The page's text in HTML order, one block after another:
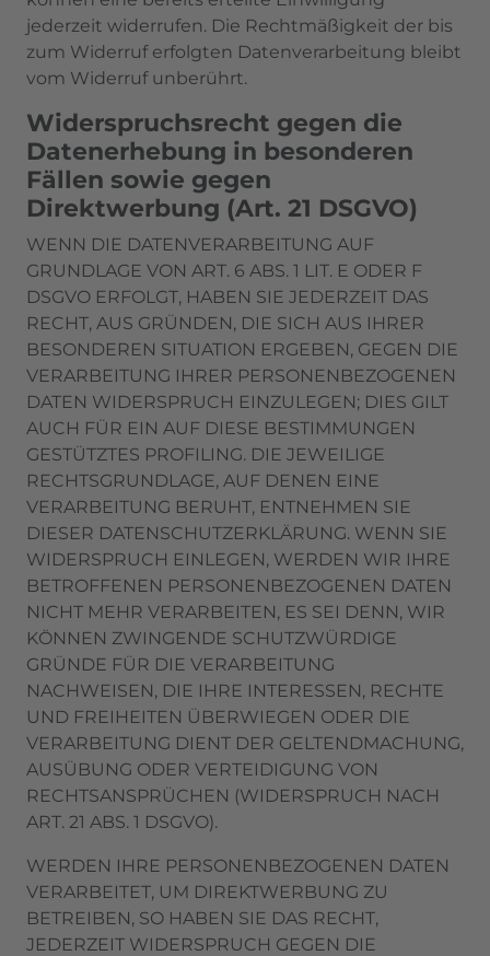
jederzeit widerrufen. Die Rechtmäßigkeit der bis
zum Widerruf erfolgten Datenverarbeitung bleibt
vom Widerruf unberührt.
Widerspruchsrecht gegen die
Datenerhebung in besonderen
Fällen sowie gegen
Direktwerbung (Art. 21 DSGVO)
WENN DIE DATENVERARBEITUNG AUF
GRUNDLAGE VON ART. 6 ABS. 1 LIT. E ODER F
DSGVO ERFOLGT, HABEN SIE JEDERZEIT DAS
RECHT, AUS GRÜNDEN, DIE SICH AUS IHRER
BESONDEREN SITUATION ERGEBEN, GEGEN DIE
VERARBEITUNG IHRER PERSONENBEZOGENEN
DATEN WIDERSPRUCH EINZULEGEN; DIES GILT
AUCH FÜR EIN AUF DIESE BESTIMMUNGEN
GESTÜTZTES PROFILING. DIE JEWEILIGE
RECHTSGRUNDLAGE, AUF DENEN EINE
VERARBEITUNG BERUHT, ENTNEHMEN SIE
DIESER DATENSCHUTZERKLÄRUNG. WENN SIE
WIDERSPRUCH EINLEGEN, WERDEN WIR IHRE
BETROFFENEN PERSONENBEZOGENEN DATEN
NICHT MEHR VERARBEITEN, ES SEI DENN, WIR
KÖNNEN ZWINGENDE SCHUTZWÜRDIGE
GRÜNDE FÜR DIE VERARBEITUNG
NACHWEISEN, DIE IHRE INTERESSEN, RECHTE
UND FREIHEITEN ÜBERWIEGEN ODER DIE
VERARBEITUNG DIENT DER GELTENDMACHUNG,
AUSÜBUNG ODER VERTEIDIGUNG VON
RECHTSANSPRÜCHEN (WIDERSPRUCH NACH
ART. 21 ABS. 1 DSGVO).
WERDEN IHRE PERSONENBEZOGENEN DATEN
VERARBEITET, UM DIREKTWERBUNG ZU
BETREIBEN, SO HABEN SIE DAS RECHT,
JEDERZEIT WIDERSPRUCH GEGEN DIE